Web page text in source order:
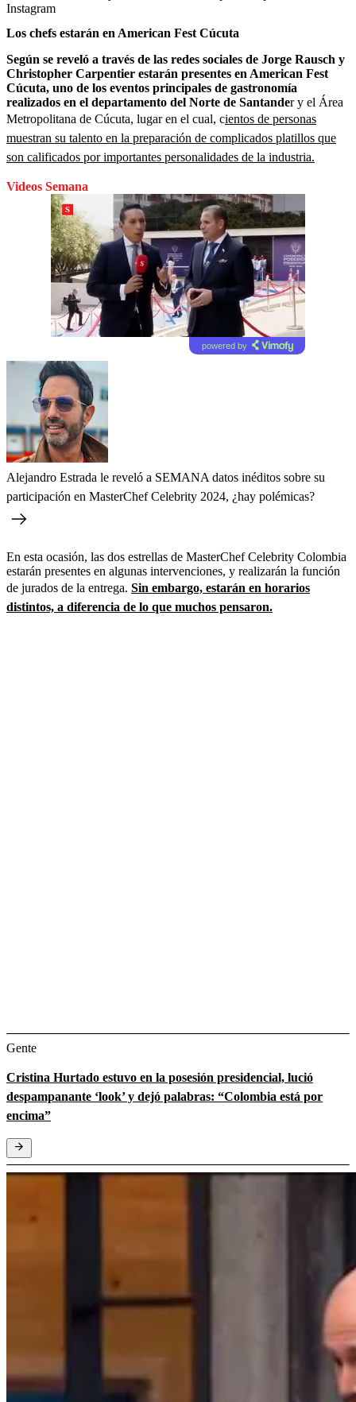
Instagram
Los chefs estarán en American Fest Cúcuta
Según se reveló a través de las redes sociales de Jorge Rausch y
Christopher Carpentier estarán presentes en American Fest
Cúcuta, uno de los eventos principales de gastronomía
realizados en el departamento del Norte de Santander y el Área
Metropolitana de Cúcuta, lugar en el cual, cientos de personas
muestran su talento en la preparación de complicados platillos que
son calificados por importantes personalidades de la industria.
Videos Semana
powered by
Alejandro Estrada le reveló a SEMANA datos inéditos sobre su
participación en MasterChef Celebrity 2024, ¿hay polémicas?
En esta ocasión, las dos estrellas de MasterChef Celebrity Colombia
estarán presentes en algunas intervenciones, y realizarán la función
de jurados de la entrega. Sin embargo, estarán en horarios
distintos, a diferencia de lo que muchos pensaron.
Gente
Cristina Hurtado estuvo en la posesión presidencial, lució
despampanante ‘look’ y dejó palabras: “Colombia está por
encima”